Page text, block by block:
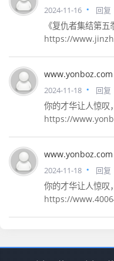
2024-11-16 回复
《复仇者集结第五
https://
www.yonboz.com
2024-11-18 回复
你的才华让人惊叹
https://
www.yonboz.com
2024-11-18 回复
你的才华让人惊叹
https://